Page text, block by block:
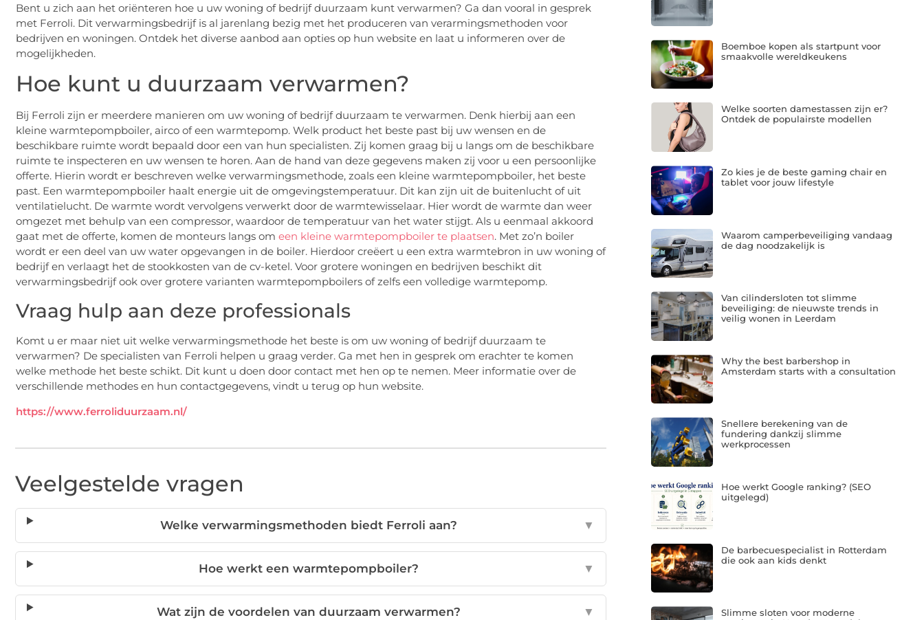
Bent u zich aan het oriënteren hoe u uw woning of bedrijf duurzaam kunt verwarmen? Ga dan vooral in gesprek
met Ferroli. Dit verwarmingsbedrijf is al jarenlang bezig met het produceren van verarmingsmethoden voor
bedrijven en woningen. Ontdek het diverse aanbod aan opties op hun website en laat u informeren over de
mogelijkheden.
Hoe kunt u duurzaam verwarmen?
Bij Ferroli zijn er meerdere manieren om uw woning of bedrijf duurzaam te verwarmen. Denk hierbij aan een
kleine warmtepompboiler, airco of een warmtepomp. Welk product het beste past bij uw wensen en de
beschikbare ruimte wordt bepaald door een van hun specialisten. Zij komen graag bij u langs om de beschikbare
ruimte te inspecteren en uw wensen te horen. Aan de hand van deze gegevens maken zij voor u een persoonlijke
offerte. Hierin wordt er beschreven welke verwarmingsmethode, zoals een kleine warmtepompboiler, het beste
past. Een warmtepompboiler haalt energie uit de omgevingstemperatuur. Dit kan zijn uit de buitenlucht of uit
ventilatielucht. De warmte wordt vervolgens verwerkt door de warmtewisselaar. Hier wordt de warmte dan weer
omgezet met behulp van een compressor, waardoor de temperatuur van het water stijgt. Als u eenmaal akkoord
gaat met de offerte, komen de monteurs langs om een kleine warmtepompboiler te plaatsen. Met zo’n boiler
wordt er een deel van uw water opgevangen in de boiler. Hierdoor creëert u een extra warmtebron in uw woning of
bedrijf en verlaagt het de stookkosten van de cv-ketel. Voor grotere woningen en bedrijven beschikt dit
verwarmingsbedrijf ook over grotere varianten warmtepompboilers of zelfs een volledige warmtepomp.
Vraag hulp aan deze professionals
Komt u er maar niet uit welke verwarmingsmethode het beste is om uw woning of bedrijf duurzaam te
verwarmen? De specialisten van Ferroli helpen u graag verder. Ga met hen in gesprek om erachter te komen
welke methode het beste schikt. Dit kunt u doen door contact met hen op te nemen. Meer informatie over de
verschillende methodes en hun contactgegevens, vindt u terug op hun website.
https://www.ferroliduurzaam.nl/
Veelgestelde vragen
Welke verwarmingsmethoden biedt Ferroli aan? ▼
Hoe werkt een warmtepompboiler? ▼
Wat zijn de voordelen van duurzaam verwarmen? ▼
Boemboe kopen als startpunt voor
smaakvolle wereldkeukens
Welke soorten damestassen zijn er?
Ontdek de populairste modellen
Zo kies je de beste gaming chair en
tablet voor jouw lifestyle
Waarom camperbeveiliging vandaag
de dag noodzakelijk is
Van cilindersloten tot slimme
beveiliging: de nieuwste trends in
veilig wonen in Leerdam
Why the best barbershop in
Amsterdam starts with a consultation
Snellere berekening van de
fundering dankzij slimme
werkprocessen
Hoe werkt Google ranking? (SEO
uitgelegd)
De barbecuespecialist in Rotterdam
die ook aan kids denkt
Slimme sloten voor moderne